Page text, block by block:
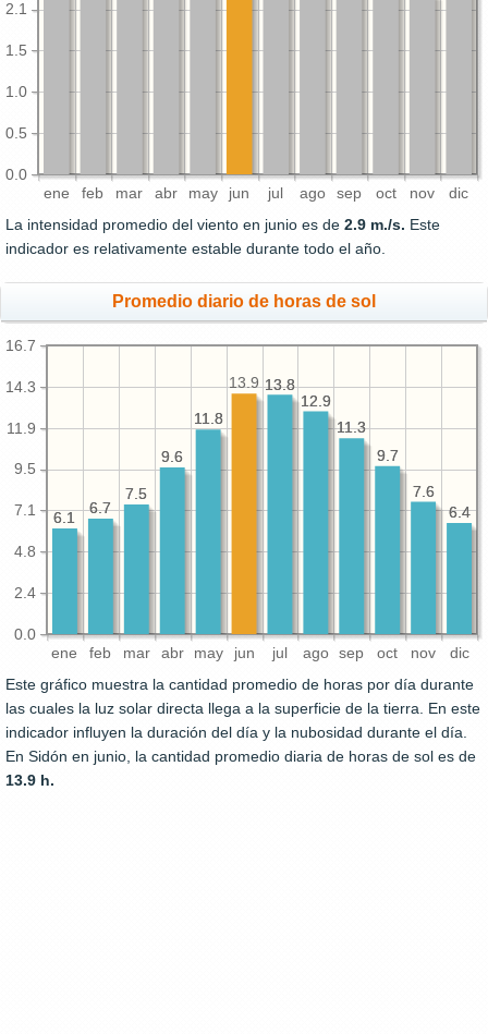
ene feb mar abr may jun jul ago sep oct nov dic
0.0
0.5
1.0
1.5
2.1
La intensidad promedio del viento en junio es de 2.9 m./s. Este
indicador es relativamente estable durante todo el año.
Promedio diario de horas de sol
ene feb mar abr may jun jul ago sep oct nov dic
0.0
2.4
4.8
7.1
9.5
11.9
14.3
16.7
6.4
7.6
9.7
11.3
12.9
13.8
11.8
9.6
7.5
6.7
6.1 6.4
7.6
9.7
11.3
12.9
13.8
13.9
11.8
9.6
7.5
6.7
6.1
Este gráfico muestra la cantidad promedio de horas por día durante
las cuales la luz solar directa llega a la superficie de la tierra. En este
indicador influyen la duración del día y la nubosidad durante el día.
En Sidón en junio, la cantidad promedio diaria de horas de sol es de
13.9 h.